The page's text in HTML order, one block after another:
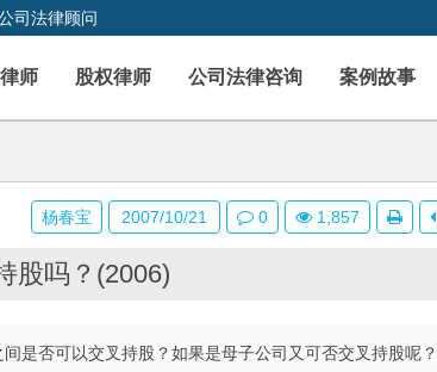
司法律顾问
师 股权律师 公司法律咨询 案例故事
股吗？(2006)
是否可以交叉持股？如果是母子公司又可否交叉持股呢？
杨春宝 2007/10/21 0 1,857